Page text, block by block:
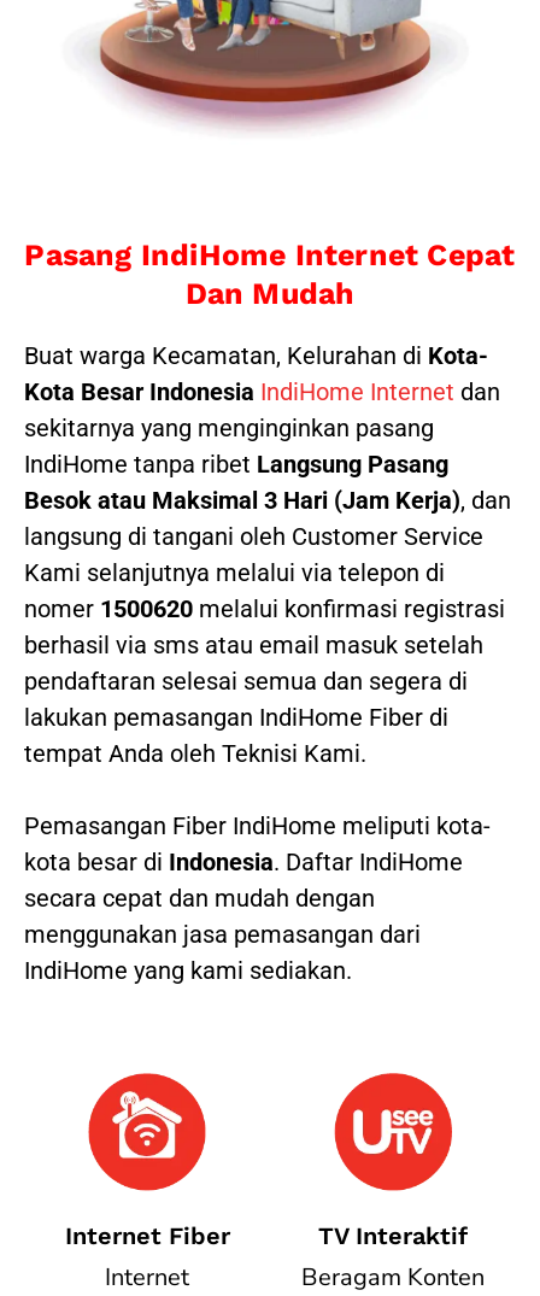
Pasang IndiHome Internet Cepat
Dan Mudah
Buat warga Kecamatan, Kelurahan di Kota-
Kota Besar Indonesia IndiHome Internet dan
sekitarnya yang menginginkan pasang
IndiHome tanpa ribet Langsung Pasang
Besok atau Maksimal 3 Hari (Jam Kerja), dan
langsung di tangani oleh Customer Service
Kami selanjutnya melalui via telepon di
nomer 1500620 melalui konfirmasi registrasi
berhasil via sms atau email masuk setelah
pendaftaran selesai semua dan segera di
lakukan pemasangan IndiHome Fiber di
tempat Anda oleh Teknisi Kami.
Pemasangan Fiber IndiHome meliputi kota-
kota besar di Indonesia. Daftar IndiHome
secara cepat dan mudah dengan
menggunakan jasa pemasangan dari
IndiHome yang kami sediakan.
Internet Fiber
Internet
TV Interaktif
Beragam Konten